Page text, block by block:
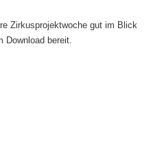
Zirkusprojektwoche gut im Blick
Download bereit.